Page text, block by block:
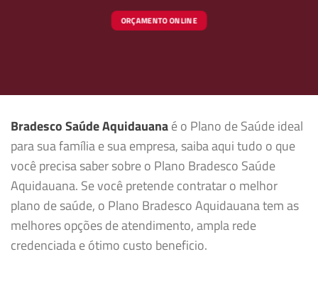
ORÇAMENTO ONLINE
Bradesco Saúde Aquidauanaé o Plano de Saúde ideal
para sua família e sua empresa, saiba aqui tudo o que
você precisa saber sobre o Plano Bradesco Saúde
Aquidauana. Se você pretende contratar o melhor
plano de saúde, o Plano Bradesco Aquidauana tem as
melhores opções de atendimento, ampla rede
credenciada e ótimo custo beneficio.